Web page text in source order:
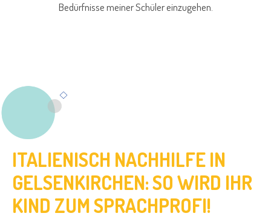
Bedürfnisse meiner Schüler einzugehen.
ITALIENISCH NACHHILFE IN
GELSENKIRCHEN: SO WIRD IHR
KIND ZUM SPRACHPROFI!